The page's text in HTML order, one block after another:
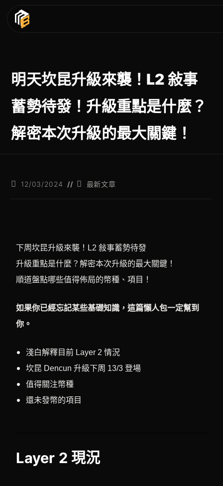
明天坎昆升級來襲！L2 敍事
蓄勢待發！升級重點是什麼？
解密本次升級的最大關鍵！
12/03/2024 最新文章
下周坎昆升級來襲！L2 敍事蓄勢待發
升級重點是什麼？解密本次升級的最大關鍵！
順道盤點哪些值得佈局的幣種、項目！
如果你已經忘記某些基礎知識，這篇懶人包一定幫到
你。
淺白解釋目前 Layer 2 情況
坎昆 Dencun 升級下周 13/3 登場
值得關注幣種
還未發幣的項目
Layer 2 現況